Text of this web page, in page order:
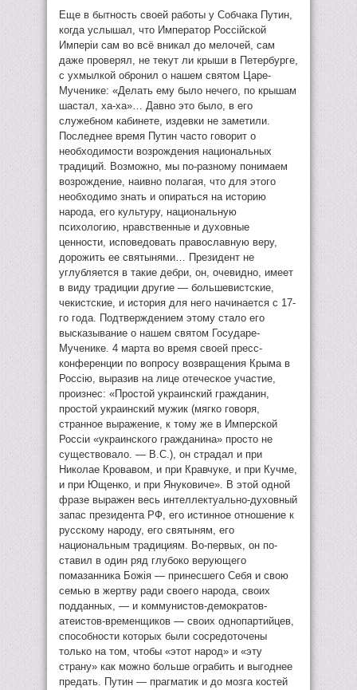
Еще в бытность своей работы у Собчака Путин,
когда услышал, что Император Россiйской
Имперiи сам во всё вникал до мелочей, сам
даже проверял, не текут ли крыши в Петербурге,
с ухмылкой обронил о нашем святом Царе-
Мученике: «Делать ему было нечего, по крышам
шастал, ха-ха»… Давно это было, в его
служебном кабинете, издевки не заметили.
Последнее время Путин часто говорит о
необходимости возрождения национальных
традиций. Возможно, мы по-разному понимаем
возрождение, наивно полагая, что для этого
необходимо знать и опираться на историю
народа, его культуру, национальную
психологию, нравственные и духовные
ценности, исповедовать православную веру,
дорожить ее святынями… Президент не
углубляется в такие дебри, он, очевидно, имеет
в виду традиции другие — большевистские,
чекистские, и история для него начинается с 17-
го года. Подтверждением этому стало его
высказывание о нашем святом Государе-
Мученике. 4 марта во время своей пресс-
конференции по вопросу возвращения Крыма в
Россiю, выразив на лице отеческое участие,
произнес: «Простой украинский гражданин,
простой украинский мужик (мягко говоря,
странное выражение, к тому же в Имперской
Россiи «украинского гражданина» просто не
существовало. — В.С.), он страдал и при
Николае Кровавом, и при Кравчуке, и при Кучме,
и при Ющенко, и при Януковиче». В этой одной
фразе выражен весь интеллектуально-духовный
запас президента РФ, его истинное отношение к
русскому народу, его святыням, его
национальным традициям. Во-первых, он по-
ставил в один ряд глубоко верующего
помазанника Божiя — принесшего Себя и свою
семью в жертву ради своего народа, своих
подданных, — и коммунистов-демократов-
атеистов-временщиков — своих однопартийцев,
способности которых были сосредоточены
только на том, чтобы «этот народ» и «эту
страну» как можно больше ограбить и выгоднее
предать. Путин — прагматик и до мозга костей